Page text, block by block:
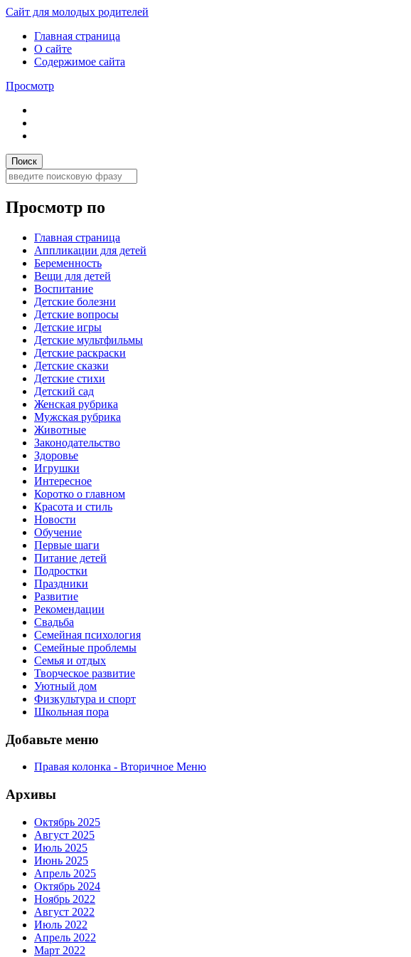
Сайт для молодых родителей
Главная страница
О сайте
Содержимое сайта
Просмотр
Просмотр по
Главная страница
Аппликации для детей
Беременность
Вещи для детей
Воспитание
Детские болезни
Детские вопросы
Детские игры
Детские мультфильмы
Детские раскраски
Детские сказки
Детские стихи
Детский сад
Женская рубрика
Мужская рубрика
Животные
Законодательство
Здоровье
Игрушки
Интересное
Коротко о главном
Красота и стиль
Новости
Обучение
Первые шаги
Питание детей
Подростки
Праздники
Развитие
Рекомендации
Свадьба
Семейная психология
Семейные проблемы
Семья и отдых
Творческое развитие
Уютный дом
Физкультура и спорт
Школьная пора
Добавьте меню
Правая колонка - Вторичное Меню
Архивы
Октябрь 2025
Август 2025
Июль 2025
Июнь 2025
Апрель 2025
Октябрь 2024
Ноябрь 2022
Август 2022
Июль 2022
Апрель 2022
Март 2022